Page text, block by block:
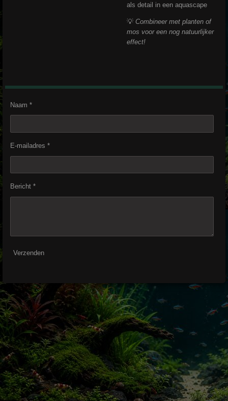
als detail in een aquascape
💡 Combineer met planten of
mos voor een nog natuurlijker
effect!
Naam *
E-mailadres *
Bericht *
Verzenden